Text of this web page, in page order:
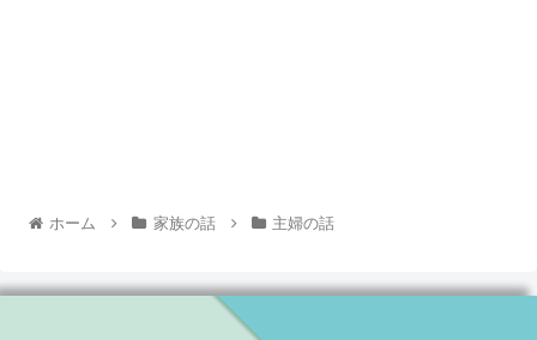
ホーム 家族の話 主婦の話